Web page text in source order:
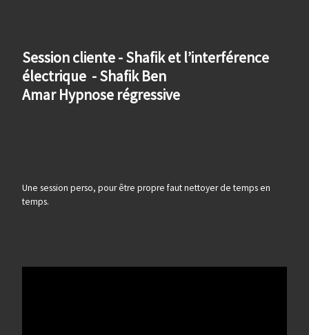
Session cliente - Shafik et l’interférence
électrique - Shafik Ben
Amar Hypnose régressive
Une session perso, pour être propre faut nettoyer de temps en
temps.